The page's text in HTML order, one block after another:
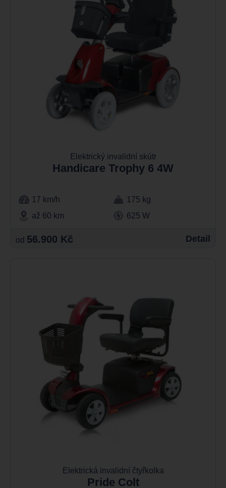
Elektrický invalidní skútr
Handicare Trophy 6 4W
17 km/h
175 kg
až 60 km
625 W
od 56.900 Kč Detail
Elektrická invalidní čtyřkolka
Pride Colt